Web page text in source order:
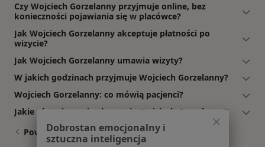
Czy Wojciech Gorzelanny przyjmuje online, bez
konieczności pojawiania się w placówce?
Jak Wojciech Gorzelanny akceptuje płatności po
wizycie?
Jak Wojciech Gorzelanny umawia wizyty?
W jakich godzinach przyjmuje Wojciech Gorzelanny?
Wojciech Gorzelanny: co mówią pacjenci?
Jakie ubezpieczenia akceptuje Wojciech Gorzelanny?
Powiązane wyszukiwania
Dobrostan emocjonalny i
sztuczna inteligencja